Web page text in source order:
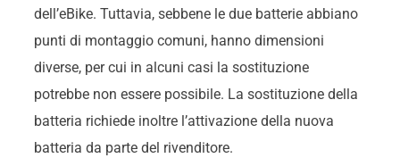
dell’eBike. Tuttavia, sebbene le due batterie abbiano
punti di montaggio comuni, hanno dimensioni
diverse, per cui in alcuni casi la sostituzione
potrebbe non essere possibile. La sostituzione della
batteria richiede inoltre l’attivazione della nuova
batteria da parte del rivenditore.